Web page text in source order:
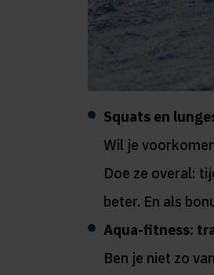
Squats en
Wil je
Doe ze overal:
beter. En als
Aqua-fitness:
Ben je niet zo